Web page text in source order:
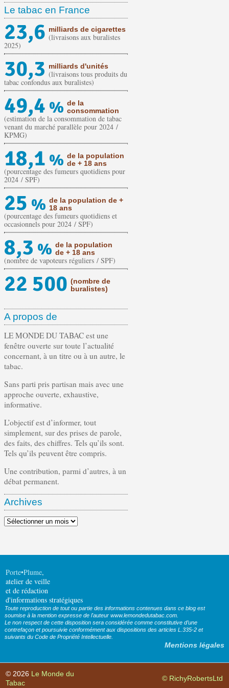
Le tabac en France
23,6 milliards de cigarettes
(livraisons aux buralistes
2025)
30,3 milliards d'unités
(livraisons tous produits du
tabac confondus aux buralistes)
49,4 % de la
consommation
(estimation de la consommation de tabac
venant du marché parallèle pour 2024 /
KPMG)
18,1 % de la population
de + 18 ans
(pourcentage des fumeurs quotidiens pour
2024 / SPF)
25 % de la population de +
18 ans
(pourcentage des fumeurs quotidiens et
occasionnels pour 2024 / SPF)
8,3 % de la population
de + 18 ans
(nombre de vapoteurs réguliers / SPF)
22 500 (nombre de
buralistes)
A propos de
LE MONDE DU TABAC est une
fenêtre ouverte sur toute l’actualité
concernant, à un titre ou à un autre, le
tabac.
Sans parti pris partisan mais avec une
approche ouverte, exhaustive,
informative.
L’objectif est d’informer, tout
simplement, sur des prises de parole,
des faits, des chiffres. Tels qu’ils sont.
Tels qu’ils peuvent être compris.
Une contribution, parmi d’autres, à un
débat permanent.
Archives
Archives
Porte•Plume,
atelier de veille
et de rédaction
d'informations stratégiques
Toute reproduction de tout ou partie des informations contenues dans ce blog est
soumise à la mention expresse de l'auteur www.lemondedutabac.com.
Le non respect de cette disposition sera considérée comme constitutive d’une
contrefaçon et poursuivie conformément aux dispositions des articles L.335-2 et
suivants du Code de Propriété Intellectuelle.
Mentions légales
© 2026 Le Monde du
Tabac
© RichyRobertsLtd